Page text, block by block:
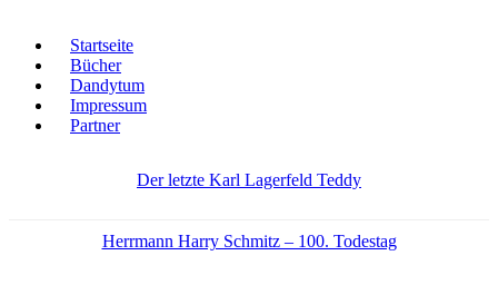
Startseite
Bücher
Dandytum
Impressum
Partner
Der letzte Karl Lagerfeld Teddy
Herrmann Harry Schmitz – 100. Todestag